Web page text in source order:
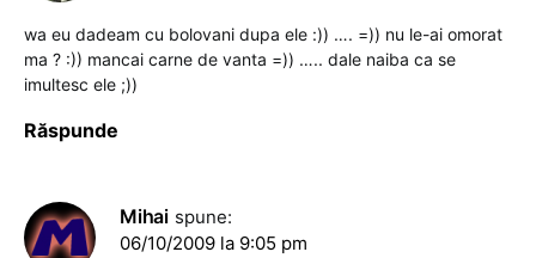
wa eu dadeam cu bolovani dupa ele :)) …. =)) nu le-ai omorat
ma ? :)) mancai carne de vanta =)) ….. dale naiba ca se
imultesc ele ;))
Răspunde
Mihai spune:
06/10/2009 la 9:05 pm